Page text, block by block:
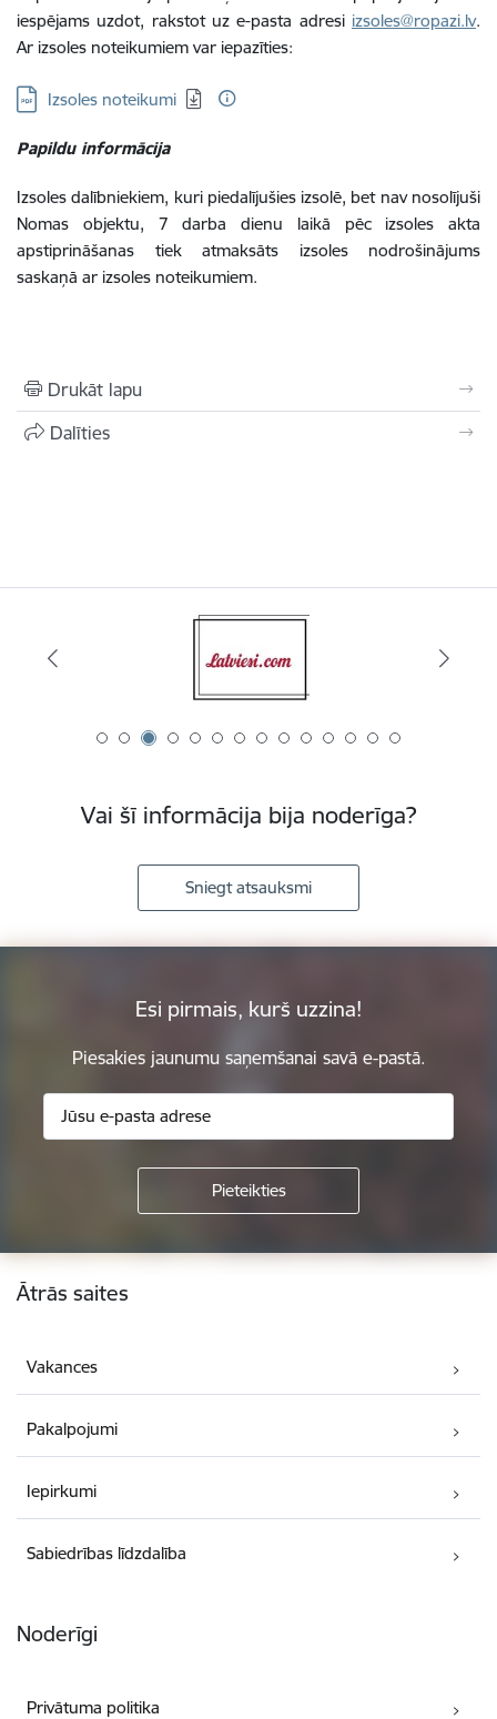
iespējams uzdot, rakstot uz e-pasta adresi izsoles@ropazi.lv.
Ar izsoles noteikumiem var iepazīties:
Lejupielādēt:
Izsoles noteikumi
Papildu informācija
Izsoles dalībniekiem, kuri piedalījušies izsolē, bet nav nosolījuši
Nomas objektu, 7 darba dienu laikā pēc izsoles akta
apstiprināšanas tiek atmaksāts izsoles nodrošinājums
saskaņā ar izsoles noteikumiem.
Drukāt lapu
Dalīties
Vai šī informācija bija noderīga?
Sniegt atsauksmi
Esi pirmais, kurš uzzina!
Piesakies jaunumu saņemšanai savā e-pastā.
Kājene
Ātrās saites
Vakances
Pakalpojumi
Iepirkumi
Sabiedrības līdzdalība
Noderīgi
Privātuma politika